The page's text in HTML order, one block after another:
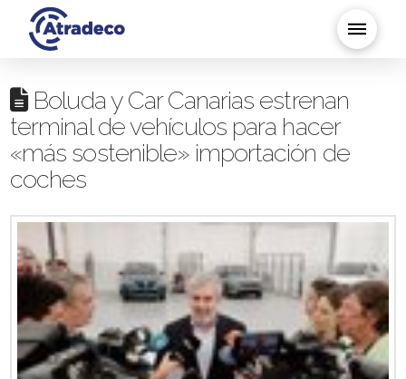
Boluda y Car Canarias estrenan
terminal de vehículos para hacer
«más sostenible» importación de
coches